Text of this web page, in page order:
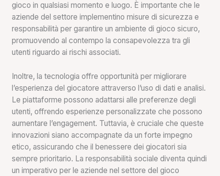
gioco in qualsiasi momento e luogo. È importante che le
aziende del settore implementino misure di sicurezza e
responsabilità per garantire un ambiente di gioco sicuro,
promuovendo al contempo la consapevolezza tra gli
utenti riguardo ai rischi associati.
Inoltre, la tecnologia offre opportunità per migliorare
l’esperienza del giocatore attraverso l’uso di dati e analisi.
Le piattaforme possono adattarsi alle preferenze degli
utenti, offrendo esperienze personalizzate che possono
aumentare l’engagement. Tuttavia, è cruciale che queste
innovazioni siano accompagnate da un forte impegno
etico, assicurando che il benessere dei giocatori sia
sempre prioritario. La responsabilità sociale diventa quindi
un imperativo per le aziende nel settore del gioco